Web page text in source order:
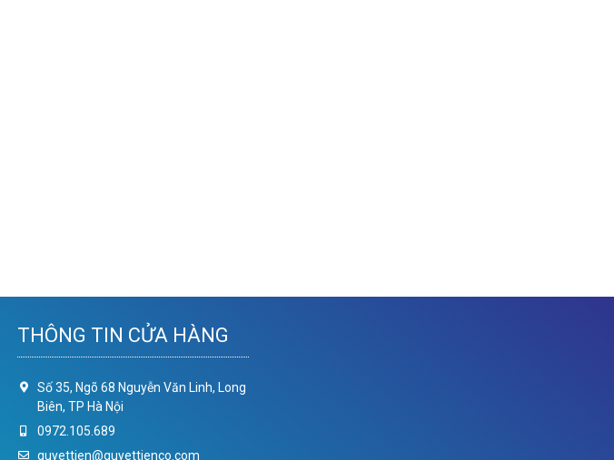
THÔNG TIN CỬA HÀNG
Số 35, Ngõ 68 Nguyễn Văn Linh, Long
Biên, TP Hà Nội
0972.105.689
quyettien@quyettienco.com